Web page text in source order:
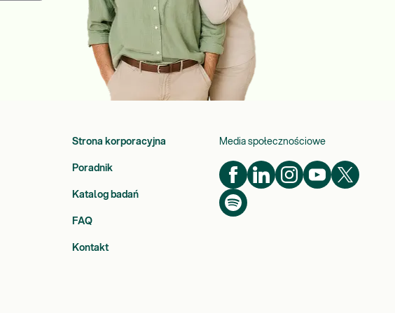
Strona korporacyjna
Poradnik
Katalog badań
FAQ
Kontakt
Media społecznościowe